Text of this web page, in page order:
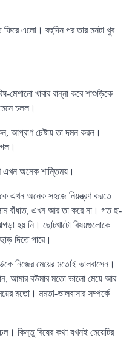
ফিরে এলো। বহুদিন পর তার মনটা খুব
খাবার রান্না করে শাশুড়িকে
চলল।
আপ্রাণ চেষ্টায় তা দমন করল।
এখন অনেক শান্তিময়।
এখন অনেক সহজে নিয়ন্ত্রণ করতে
বাঁধাত, এখন আর তা করে না। গত ছ-
হয় নি। ছোটখাটো বিষয়গুলোকে
দিতে পারে।
নিজের মেয়ের মতোই ভালবাসেন।
আমার বউমার মতো ভালো মেয়ে আর
মতো। মমতা-ভালবাসার সম্পর্কে
কিন্তু বিষের কথা যখনই মেয়েটির